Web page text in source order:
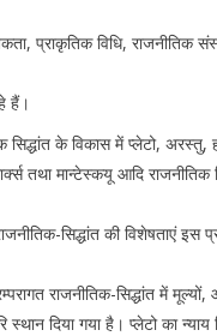
प्राकृतिक विधि, राजनीतिक
हैं।
सिद्धांत के विकास में प्लेटो, अरस्तु,
तथा मान्टेस्कयू आदि राजनीतिक
सिद्धांत की विशेषताएं इस
राजनीतिक-सिद्धांत में मूल्यों,
स्थान दिया गया है। प्लेटो का